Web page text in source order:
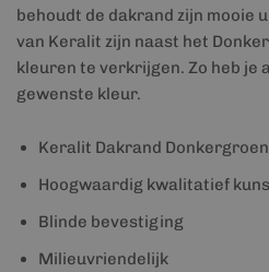
behoudt de dakrand zijn mooie
van Keralit zijn naast het
kleuren te verkrijgen. Zo heb je
gewenste kleur.
Keralit Dakrand Donkergroen
Hoogwaardig kwalitatief
Blinde bevestiging
Milieuvriendelijk